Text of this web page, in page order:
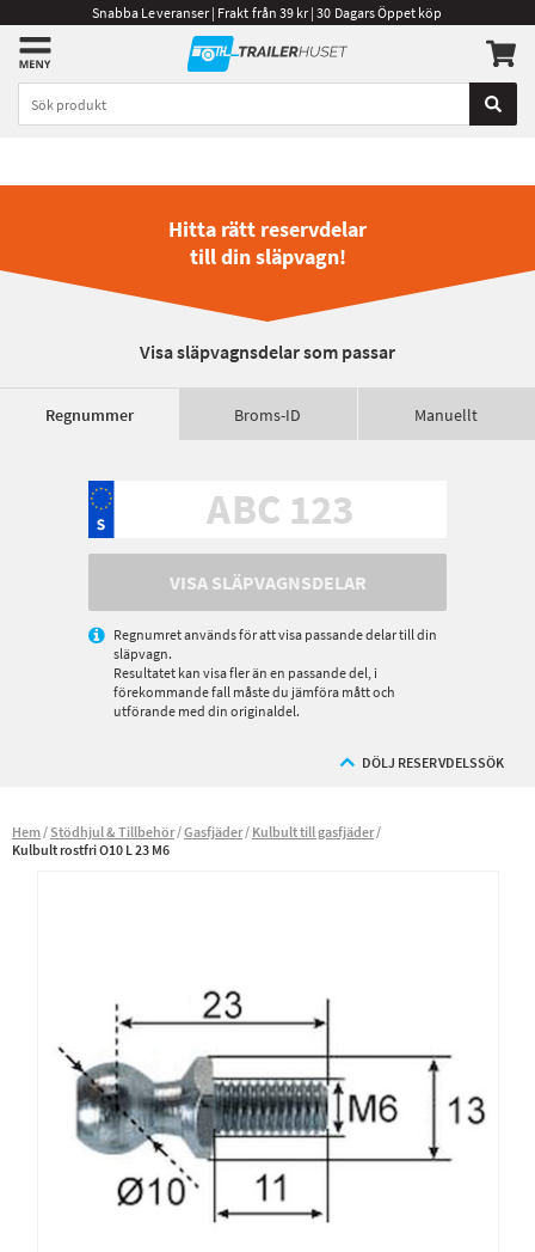
Snabba Leveranser | Frakt från 39 kr | 30 Dagars Öppet köp
Hitta rätt reservdelar
till din släpvagn!
Visa släpvagnsdelar som passar
Regnummer Broms-ID Manuellt
VISA SLÄPVAGNSDELAR
Regnumret används för att visa passande delar till din
släpvagn.
Resultatet kan visa fler än en passande del, i
förekommande fall måste du jämföra mått och
utförande med din originaldel.
DÖLJ RESERVDELSSÖK
Hem Stödhjul & Tillbehör Gasfjäder Kulbult till gasfjäder
Kulbult rostfri O10 L 23 M6